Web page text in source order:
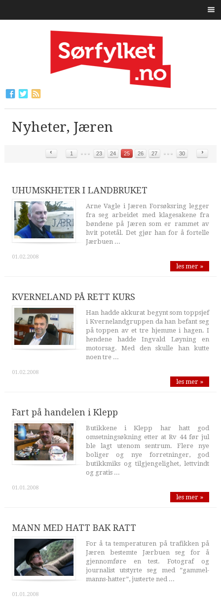
Nyheter, Jæren
‹ 1 23 24 25 26 27 30 ›
UHUMSKHETER I LANDBRUKET
Arne Vagle i Jæren Forsøksring legger
fra seg arbeidet med klagesakene fra
bøndene på Jæren som er rammet av
hvit potetål. Det gjør han for å fortelle
Jærbuen ...
01.02.2008
les mer »
KVERNELAND PÅ RETT KURS
Han hadde akkurat begynt som toppsjef
i Kvernelandgruppen da han befant seg
på toppen av et tre hjemme i hagen. I
hendene hadde Ingvald Løyning en
motorsag. Med den skulle han kutte
noen tre ...
01.02.2008
les mer »
Fart på handelen i Klepp
Butikkene i Klepp har hatt god
omsetningsøkning etter at Rv 44 før jul
ble lagt utenom sentrum. Flere nye
boliger og nye forretninger, god
butikkmiks og tilgjengelighet, lettvindt
og gratis ...
01.01.2008
les mer »
MANN MED HATT BAK RATT
For å ta temperaturen på trafikken på
Jæren bestemte Jærbuen seg for å
gjennomføre en test. Fotograf og
journalist utstyrte seg med ”gammel-
manns-hatter”, justerte ned ...
01.01.2008